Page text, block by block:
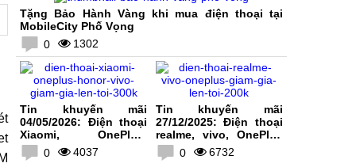
Tặng Bảo Hành Vàng khi mua điện thoại tại
MobileCity Phố Vọng
0
1302
Tin khuyến mãi
04/05/2026: Điện thoại
Xiaomi, OnePlus,
HONOR, vivo giảm giá
lên tới 300K
0 4037
Tin khuyến mãi
27/12/2025: Điện thoại
realme, vivo, OnePlus
giảm giá lên tới 200K
0 6732